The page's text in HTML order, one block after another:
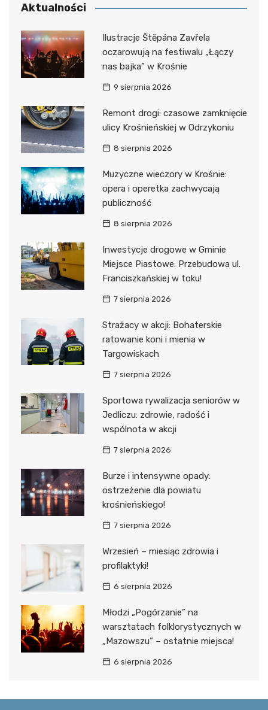
Aktualności
Ilustracje Štěpána Zavřela
oczarowują na festiwalu „Łączy
nas bajka” w Krośnie
9 sierpnia 2026
Remont drogi: czasowe zamknięcie
ulicy Krośnieńskiej w Odrzykoniu
8 sierpnia 2026
Muzyczne wieczory w Krośnie:
opera i operetka zachwycają
publiczność
8 sierpnia 2026
Inwestycje drogowe w Gminie
Miejsce Piastowe: Przebudowa ul.
Franciszkańskiej w toku!
7 sierpnia 2026
Strażacy w akcji: Bohaterskie
ratowanie koni i mienia w
Targowiskach
7 sierpnia 2026
Sportowa rywalizacja seniorów w
Jedliczu: zdrowie, radość i
wspólnota w akcji
7 sierpnia 2026
Burze i intensywne opady:
ostrzeżenie dla powiatu
krośnieńskiego!
7 sierpnia 2026
Wrzesień – miesiąc zdrowia i
profilaktyki!
6 sierpnia 2026
Młodzi „Pogórzanie” na
warsztatach folklorystycznych w
„Mazowszu” – ostatnie miejsca!
6 sierpnia 2026